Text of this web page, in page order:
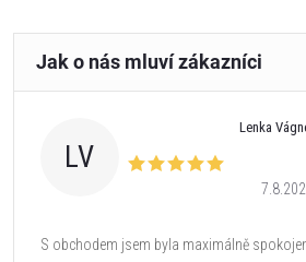
LV
Lenka
S obchodem jsem byla maximálně